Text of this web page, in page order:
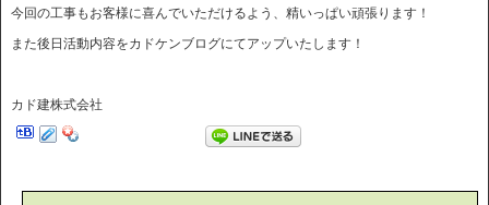
今回の工事もお客様に喜んでいただけるよう、精いっぱい頑張ります！
また後日活動内容をカドケンブログにてアップいたします！
カド建株式会社